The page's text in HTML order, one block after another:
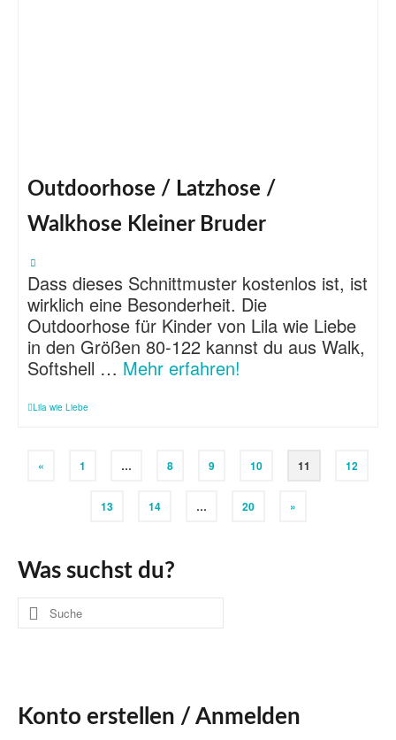
Outdoorhose / Latzhose /
Walkhose Kleiner Bruder
Dass dieses Schnittmuster kostenlos ist, ist
wirklich eine Besonderheit. Die
Outdoorhose für Kinder von Lila wie Liebe
in den Größen 80-122 kannst du aus Walk,
Softshell … Mehr erfahren!
Lila wie Liebe
« 1 … 8 9 10 11 12
13 14 … 20 »
Was suchst du?
Suche
nach:
Konto erstellen / Anmelden